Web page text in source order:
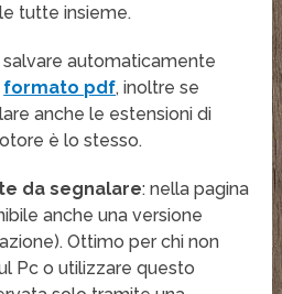
tutte insieme.
automaticamente
formato pdf, inoltre se
anche le estensioni di
è lo stesso.
da segnalare: nella pagina
anche una versione
Ottimo per chi non
Pc o utilizzare questo